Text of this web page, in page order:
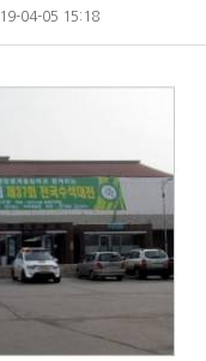
19-04-05 15:18